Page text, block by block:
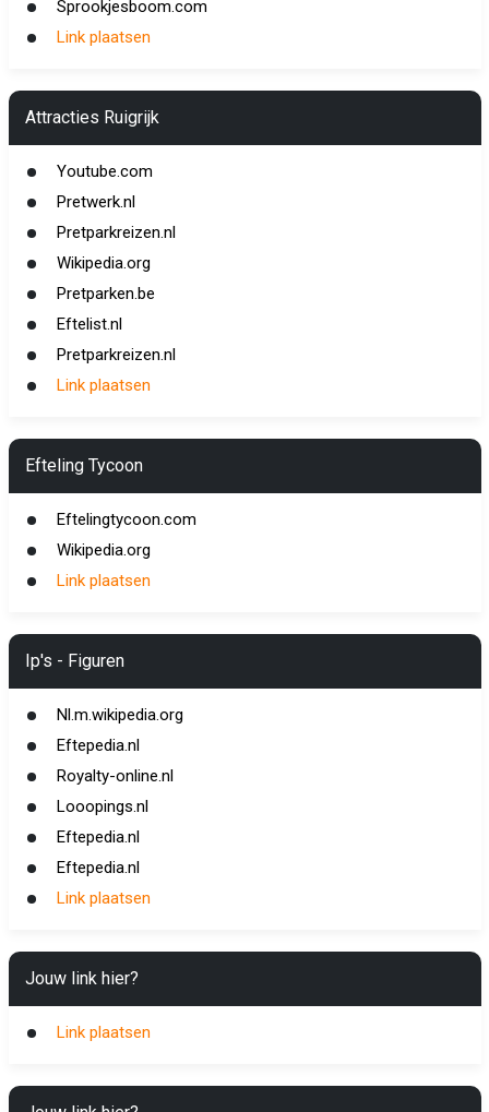
Sprookjesboom.com
Link plaatsen
Attracties Ruigrijk
Youtube.com
Pretwerk.nl
Pretparkreizen.nl
Wikipedia.org
Pretparken.be
Eftelist.nl
Pretparkreizen.nl
Link plaatsen
Efteling Tycoon
Eftelingtycoon.com
Wikipedia.org
Link plaatsen
Ip's - Figuren
Nl.m.wikipedia.org
Eftepedia.nl
Royalty-online.nl
Looopings.nl
Eftepedia.nl
Eftepedia.nl
Link plaatsen
Jouw link hier?
Link plaatsen